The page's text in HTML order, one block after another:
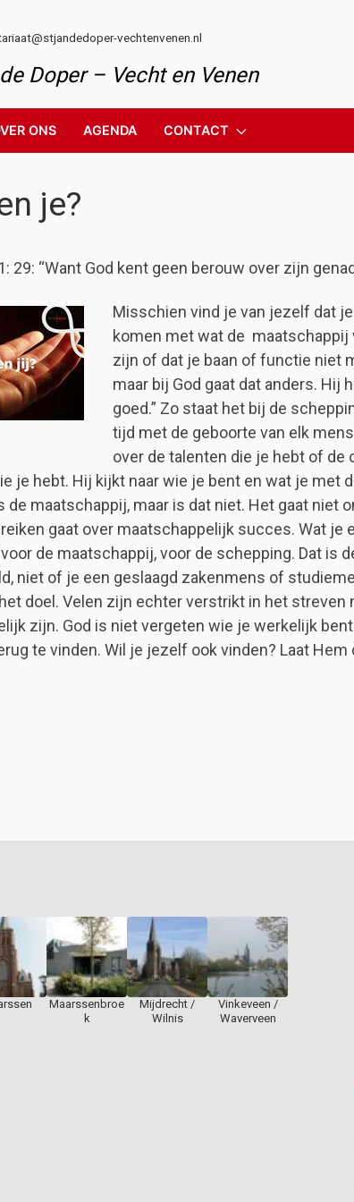
vechtenvenen.nl
Doper – Vecht en Venen
ONS AGENDA CONTACT
je?
29: “Want God kent geen berouw over zijn
Misschien vind je van jezelf dat
komen met wat de maatschappij
zijn of dat je baan of functie niet
maar bij God gaat dat anders. Hij
goed.” Zo staat het bij de
tijd met de geboorte van elk
over de talenten die je hebt of de
je hebt. Hij kijkt naar wie je bent en wat je met
de maatschappij, maar is dat niet. Het gaat niet
gaat over maatschappelijk succes. Wat je
de maatschappij, voor de schepping. Dat is
niet of je een geslaagd zakenmens of
doel. Velen zijn echter verstrikt in het
zijn. God is niet vergeten wie je werkelijk
te vinden. Wil je jezelf ook vinden? Laat Hem
Maarssenbroe
k
Mijdrecht /
Wilnis
Vinkeveen /
Waverveen